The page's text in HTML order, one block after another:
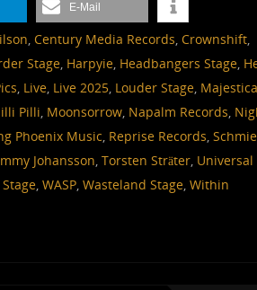
E-Mail
, Century Media Records, Crownshift,
Stage, Harpyie, Headbangers Stage,
, Live, Live 2025, Louder Stage, Majestica
Pilli, Moonsorrow, Napalm Records,
Phoenix Music, Reprise Records,
Johansson, Torsten Sträter,
, WASP, Wasteland Stage, Within